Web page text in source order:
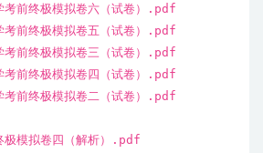
终极模拟卷六（试卷）.pdf
终极模拟卷五（试卷）.pdf
终极模拟卷三（试卷）.pdf
终极模拟卷四（试卷）.pdf
终极模拟卷二（试卷）.pdf
拟卷四（解析）.pdf